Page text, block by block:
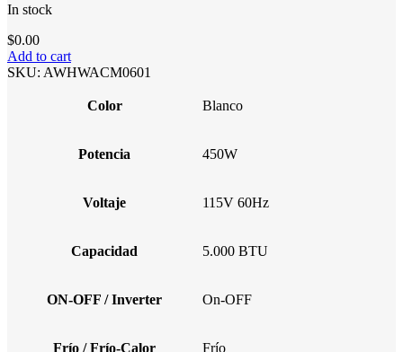
In stock
$0.00
Add to cart
SKU: AWHWACM0601
Color Blanco
Potencia 450W
Voltaje 115V 60Hz
Capacidad 5.000 BTU
ON-OFF / Inverter On-OFF
Frío / Frío-Calor Frío